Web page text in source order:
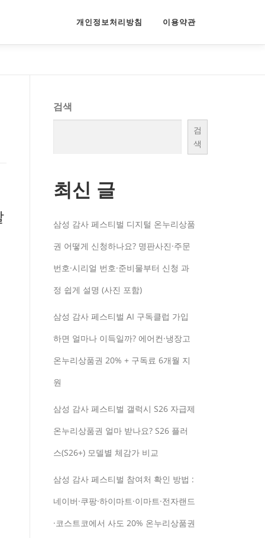
개인정보처리방침 이용약관
검색
검
색
최신 글
삼성 감사 페스티벌 디지털 온누리상품
권 어떻게 신청하나요? 명판사진·주문
번호·시리얼 번호·준비물부터 신청 과
정 쉽게 설명 (사진 포함)
삼성 감사 페스티벌 AI 구독클럽 가입
하면 얼마나 이득일까? 에어컨·냉장고
온누리상품권 20% + 구독료 6개월 지
원
삼성 감사 페스티벌 갤럭시 S26 자급제
온누리상품권 얼마 받나요? S26 플러
스(S26+) 모델별 체감가 비교
삼성 감사 페스티벌 참여처 확인 방법 :
네이버·쿠팡·하이마트·이마트·전자랜드
·코스트코에서 사도 20% 온누리상품권